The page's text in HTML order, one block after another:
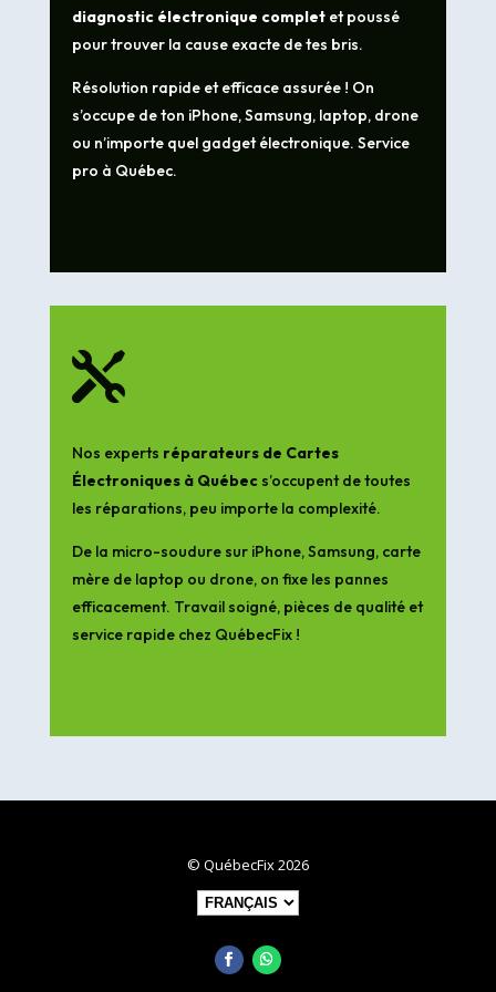
diagnostic électronique completet poussé
pour trouver la cause exacte de tes bris.
Résolution rapide et efficace assurée ! On
s’occupe de ton iPhone, Samsung, laptop, drone
ou n’importe quel gadget électronique. Service
pro à Québec.

Nos experts réparateurs de Cartes
Électroniques à Québecs’occupent de toutes
les réparations, peu importe la complexité.
De la micro-soudure sur iPhone, Samsung, carte
mère de laptop ou drone, on fixe les pannes
efficacement. Travail soigné, pièces de qualité et
service rapide chez QuébecFix !
© QuébecFix 2026